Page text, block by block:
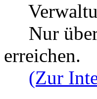
Nur über
erreichen.
(Zur